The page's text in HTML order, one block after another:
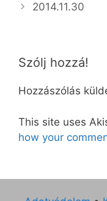
2014.11.30
Szólj hozzá!
Hozzászólás
This site uses
how your